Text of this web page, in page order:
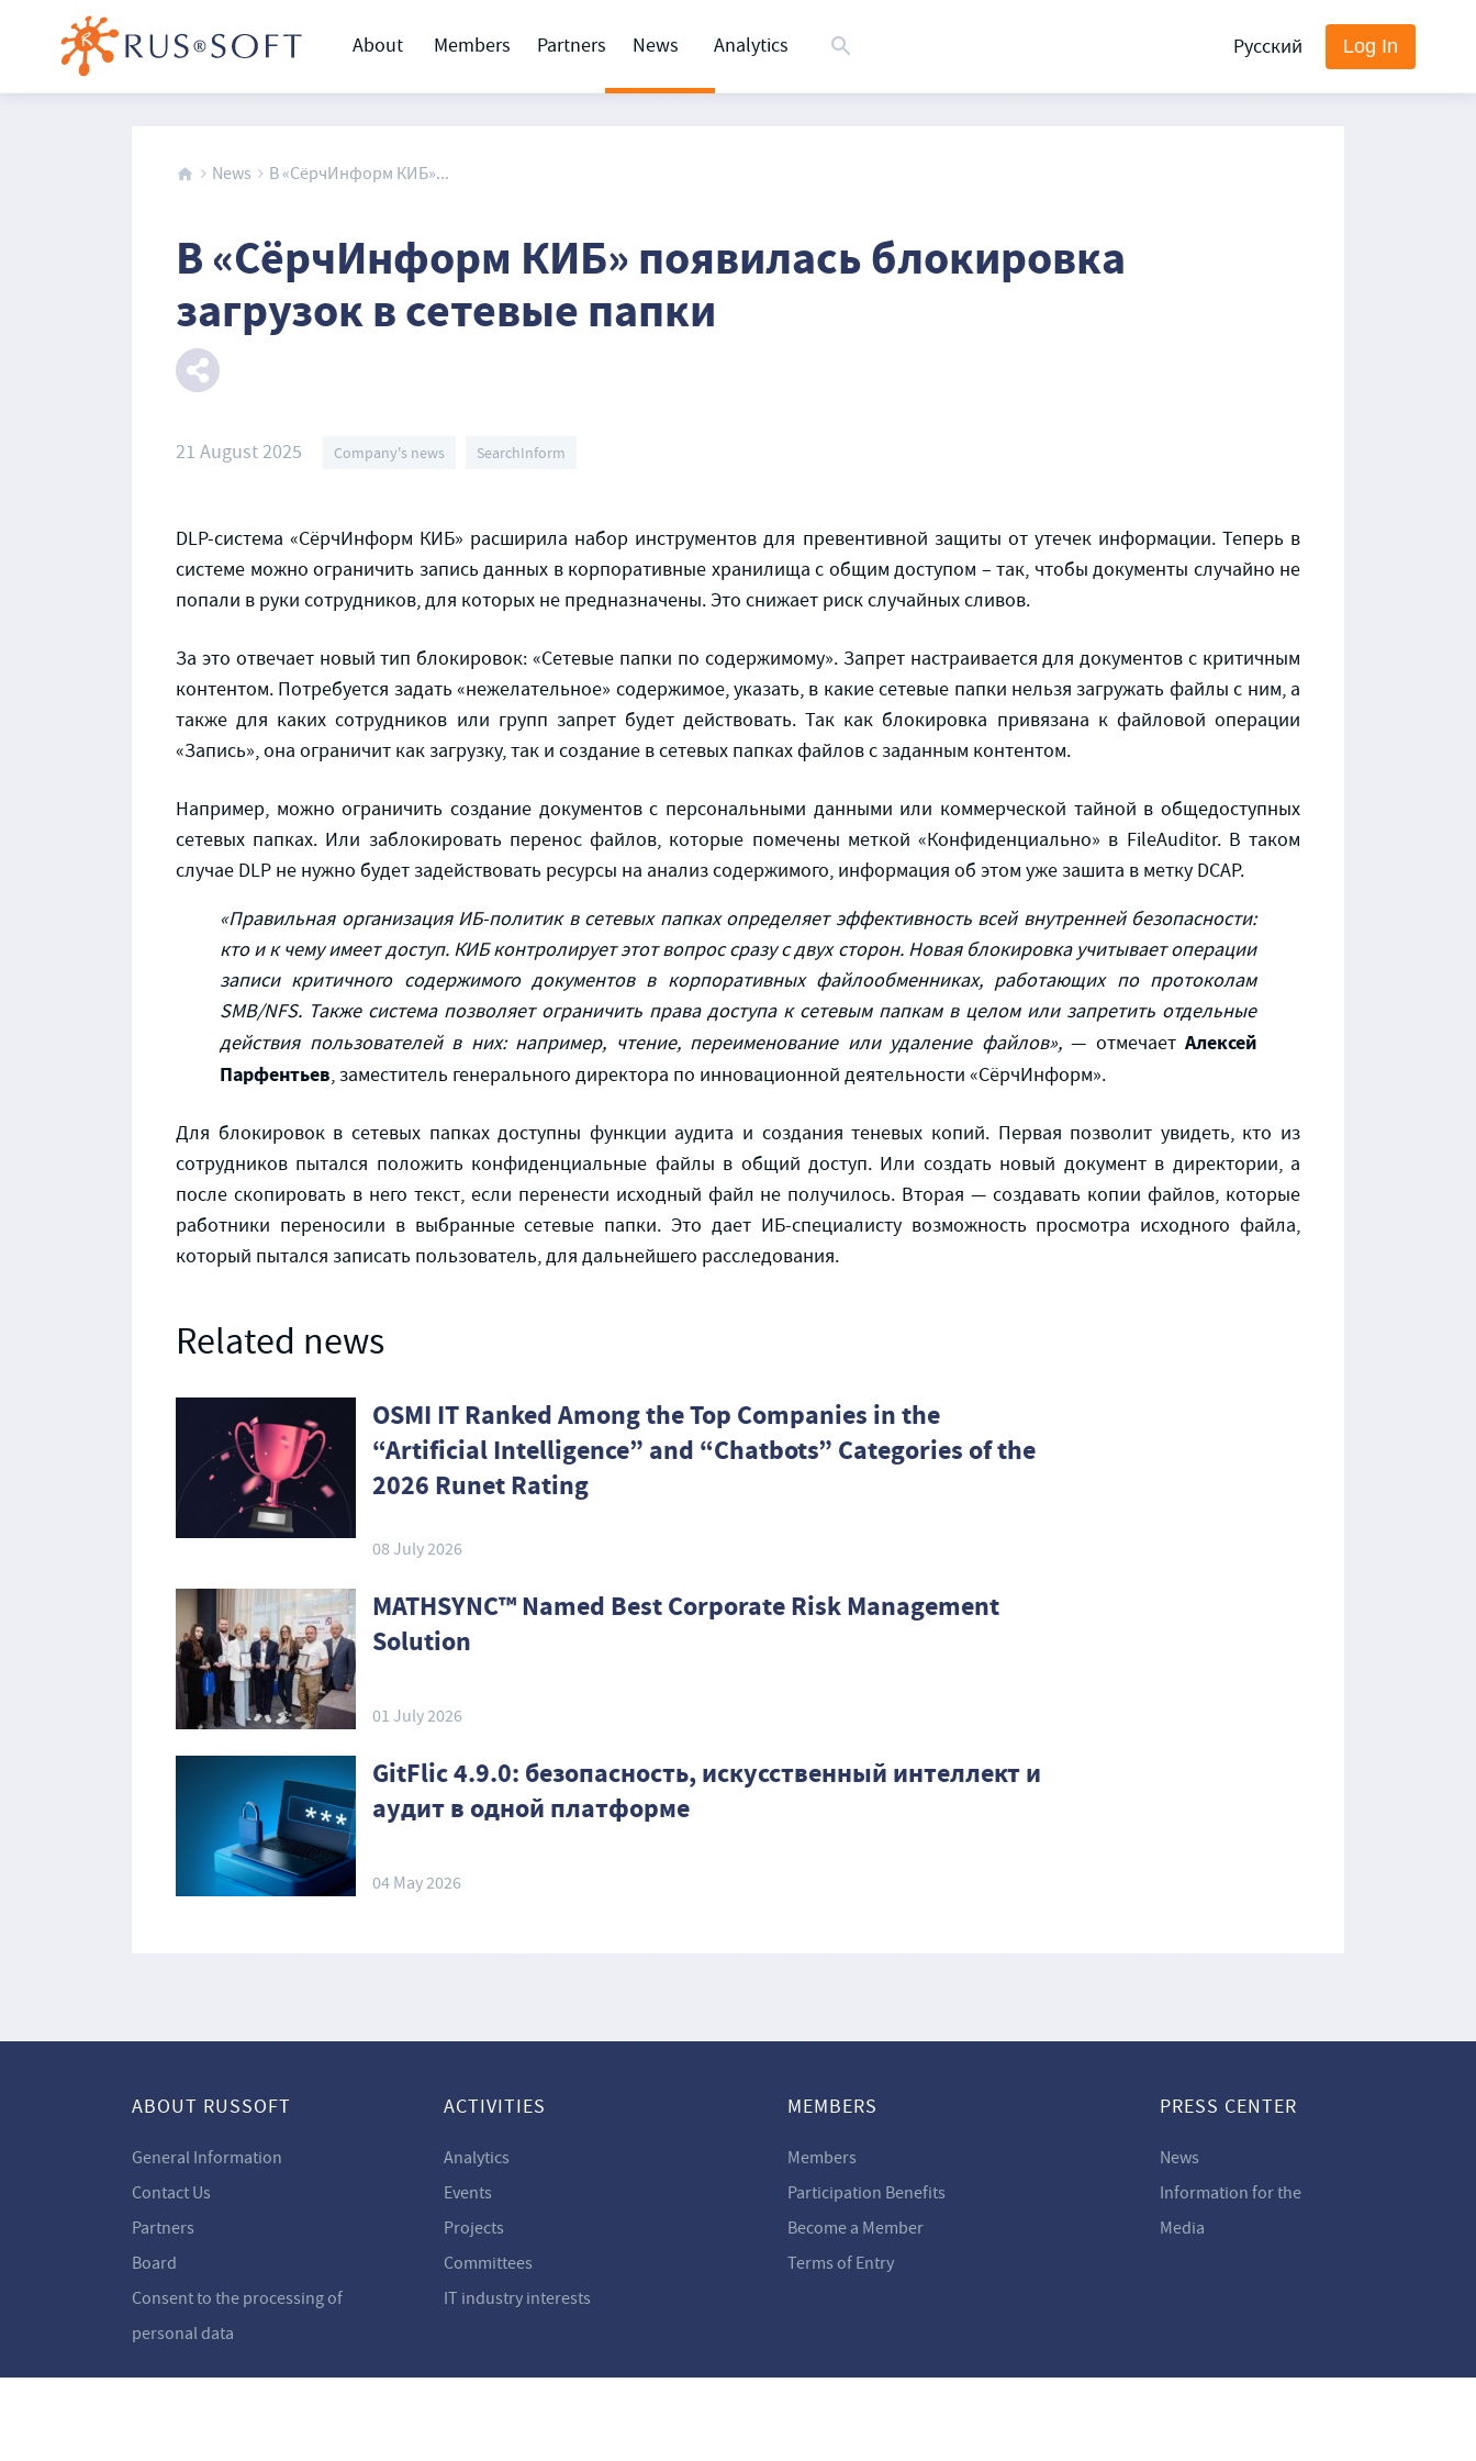
About Members Partners News Analytics Русский Log In
News В «СёрчИнформ КИБ»...
В «СёрчИнформ КИБ» появилась блокировка
загрузок в сетевые папки
21 August 2025 Company's news SearchInform
DLP-система «СёрчИнформ КИБ» расширила набор инструментов для превентивной защиты от утечек информации. Теперь в
системе можно ограничить запись данных в корпоративные хранилища с общим доступом – так, чтобы документы случайно не
попали в руки сотрудников, для которых не предназначены. Это снижает риск случайных сливов.
За это отвечает новый тип блокировок: «Сетевые папки по содержимому». Запрет настраивается для документов с критичным
контентом. Потребуется задать «нежелательное» содержимое, указать, в какие сетевые папки нельзя загружать файлы с ним, а
также для каких сотрудников или групп запрет будет действовать. Так как блокировка привязана к файловой операции
«Запись», она ограничит как загрузку, так и создание в сетевых папках файлов с заданным контентом.
Например, можно ограничить создание документов с персональными данными или коммерческой тайной в общедоступных
сетевых папках. Или заблокировать перенос файлов, которые помечены меткой «Конфиденциально» в FileAuditor. В таком
случае DLP не нужно будет задействовать ресурсы на анализ содержимого, информация об этом уже зашита в метку DCAP.
«Правильная организация ИБ-политик в сетевых папках определяет эффективность всей внутренней безопасности:
кто и к чему имеет доступ. КИБ контролирует этот вопрос сразу с двух сторон. Новая блокировка учитывает операции
записи критичного содержимого документов в корпоративных файлообменниках, работающих по протоколам
SMB/NFS. Также система позволяет ограничить права доступа к сетевым папкам в целом или запретить отдельные
действия пользователей в них: например, чтение, переименование или удаление файлов», — отмечает Алексей
Парфентьев, заместитель генерального директора по инновационной деятельности «СёрчИнформ».
Для блокировок в сетевых папках доступны функции аудита и создания теневых копий. Первая позволит увидеть, кто из
сотрудников пытался положить конфиденциальные файлы в общий доступ. Или создать новый документ в директории, а
после скопировать в него текст, если перенести исходный файл не получилось. Вторая — создавать копии файлов, которые
работники переносили в выбранные сетевые папки. Это дает ИБ-специалисту возможность просмотра исходного файла,
который пытался записать пользователь, для дальнейшего расследования.
Related news
OSMI IT Ranked Among the Top Companies in the
“Artificial Intelligence” and “Chatbots” Categories of the
2026 Runet Rating
08 July 2026
MATHSYNC™ Named Best Corporate Risk Management
Solution
01 July 2026
GitFlic 4.9.0: безопасность, искусственный интеллект и
аудит в одной платформе
04 May 2026
ABOUT RUSSOFT
General Information
Contact Us
Partners
Board
Consent to the processing of
personal data
ACTIVITIES
Analytics
Events
Projects
Committees
IT industry interests
MEMBERS
Members
Participation Benefits
Become a Member
Terms of Entry
PRESS CENTER
News
Information for the
Media